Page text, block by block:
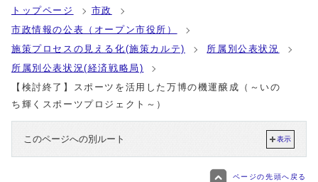
トップページ
市政
市政情報の公表（オープン市役所）
施策プロセスの見える化(施策カルテ)
所属別公表状況
所属別公表状況(経済戦略局)
【検討終了】スポーツを活用した万博の機運醸成（～いの
ち輝くスポーツプロジェクト～）
このページへの別ルート 表示
ページの先頭へ戻る